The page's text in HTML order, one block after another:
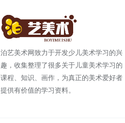
泊艺美术网致力于开发少儿美术学习的兴
趣，收集整理了很多关于儿童美术学习的
课程、知识、画作，为真正的美术爱好者
提供有价值的学习资料。